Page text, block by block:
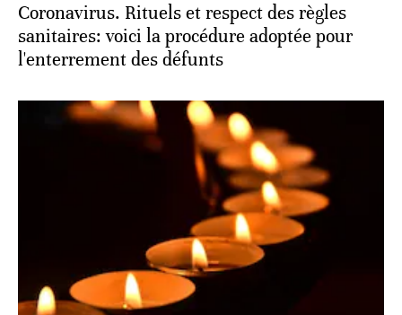
Coronavirus. Rituels et respect des règles
sanitaires: voici la procédure adoptée pour
l'enterrement des défunts